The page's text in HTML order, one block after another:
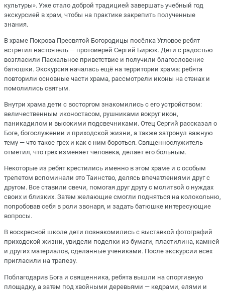
культуры». Уже стало доброй традицией завершать учебный год
экскурсией в храм, чтобы на практике закрепить полученные
знания.
В храме Покрова Пресвятой Богородицы посёлка Угловое ребят
встретил настоятель — протоиерей Сергий Бирюк. Дети с радостью
возгласили Пасхальное приветствие и получили благословение
батюшки. Экскурсия началась ещё на территории храма: ребята
повторили основные части храма, рассмотрели иконы на стенах и
помолились святым.
Внутри храма дети с восторгом знакомились с его устройством:
величественным иконостасом, рушниками вокруг икон,
паникадилом и высокими подсвечниками. Отец Сергий рассказал о
Боге, богослужении и приходской жизни, а также затронул важную
тему — что такое грех и как с ним бороться. Священнослужитель
отметил, что грех изменяет человека, делает его больным.
Некоторые из ребят крестились именно в этом храме и с особым
трепетом вспоминали это Таинство, делясь впечатлениями друг с
другом. Все ставили свечи, помогая друг другу с молитвой о нуждах
своих и близких. Затем желающие смогли подняться на колокольню,
попробовав себя в роли звонаря, и задать батюшке интересующие
вопросы.
В воскресной школе дети познакомились с выставкой фотографий
приходской жизни, увидели поделки из бумаги, пластилина, камней
и других материалов, сделанные учениками. После экскурсии всех
пригласили на трапезу.
Поблагодарив Бога и священника, ребята вышли на спортивную
площадку, а затем под хвойными деревьями — кедрами, елями и